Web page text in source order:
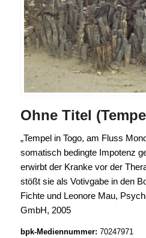
Ohne Titel
„Tempel in Togo, am Fluss
somatisch bedingte Impotenz
erwirbt der Kranke vor der
stößt sie als Votivgabe in den
Fichte und Leonore Mau,
GmbH, 2005
bpk-Mediennummer: 70247971